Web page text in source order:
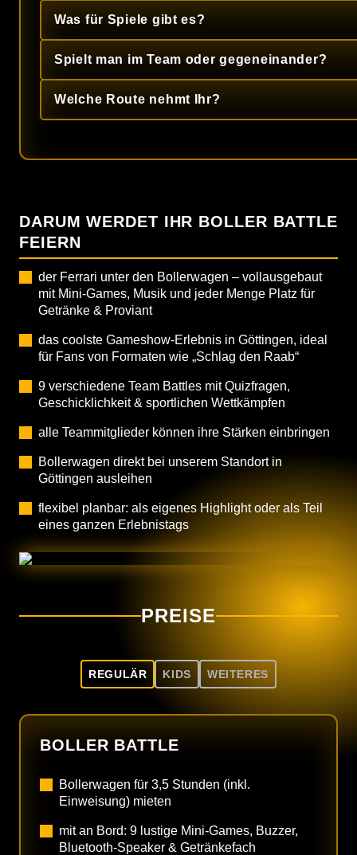
Was für Spiele gibt es?
Spielt man im Team oder gegeneinander?
Welche Route nehmt Ihr?
DARUM WERDET IHR BOLLER BATTLE
FEIERN
der Ferrari unter den Bollerwagen – vollausgebaut
mit Mini-Games, Musik und jeder Menge Platz für
Getränke & Proviant
das coolste Gameshow-Erlebnis in Göttingen, ideal
für Fans von Formaten wie „Schlag den Raab“
9 verschiedene Team Battles mit Quizfragen,
Geschicklichkeit & sportlichen Wettkämpfen
alle Teammitglieder können ihre Stärken einbringen
Bollerwagen direkt bei unserem Standort in
Göttingen ausleihen
flexibel planbar: als eigenes Highlight oder als Teil
eines ganzen Erlebnistags
PREISE
REGULÄR KIDS WEITERES
BOLLER BATTLE
Bollerwagen für 3,5 Stunden (inkl.
Einweisung) mieten
mit an Bord: 9 lustige Mini-Games, Buzzer,
Bluetooth-Speaker & Getränkefach